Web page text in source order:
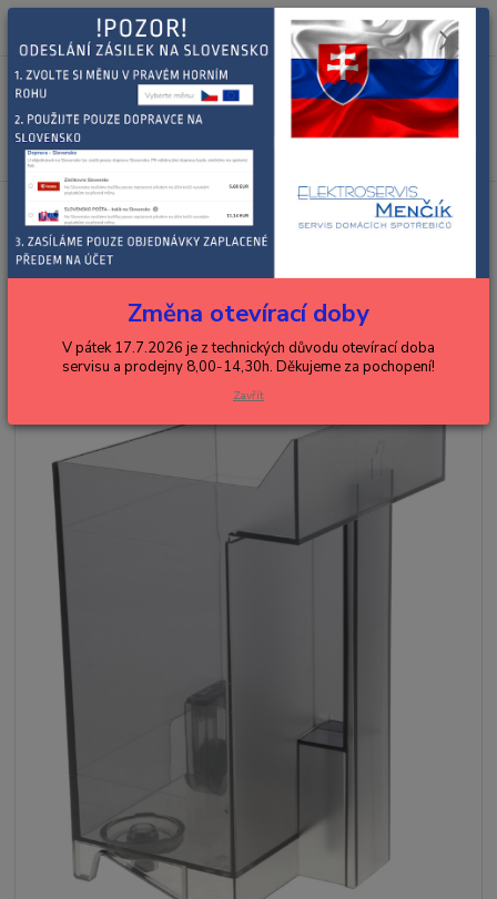
Menu
+420 602 288 130
(Po-Pá, 8-15 hod.)
0ks
za0,00 Kč
BOSCH, SIEMENS espressa, kávovary, kávomlýnky
nádoby,
konvice
Bosch nádrž na vodu do kávovaru 11005968
Bosch nádrž na vodu do kávovaru
11005968Změna otevírací doby
V pátek 17.7.2026 je z technických důvodu otevírací doba
servisu a prodejny 8,00-14,30h. Děkujeme za pochopení!
Zavřít